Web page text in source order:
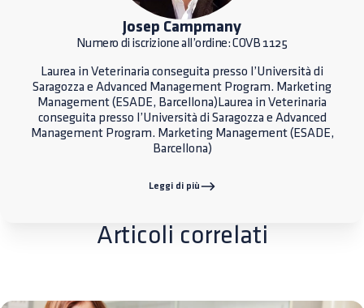
Josep Campmany
Numero di iscrizione all’ordine: COVB 1125
Laurea in Veterinaria conseguita presso l’Università di
Saragozza e Advanced Management Program. Marketing
Management (ESADE, Barcellona)Laurea in Veterinaria
conseguita presso l’Università di Saragozza e Advanced
Management Program. Marketing Management (ESADE,
Barcellona)
Leggi di più
Articoli correlati